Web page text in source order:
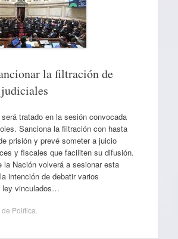
la filtración de
tratado en la sesión convocada
Sanciona la filtración con hasta
prisión y prevé someter a juicio
y fiscales que faciliten su difusión.
la Nación volverá a sesionar esta
intención de debatir varios
ley vinculados…
de Política